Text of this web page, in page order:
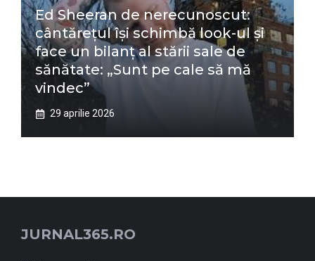
Ed Sheeran de nerecunoscut:
cântărețul își schimbă look-ul și
face un bilanț al stării sale de
sănătate: „Sunt pe cale să mă
vindec”
29 aprilie 2026
JURNAL365.RO